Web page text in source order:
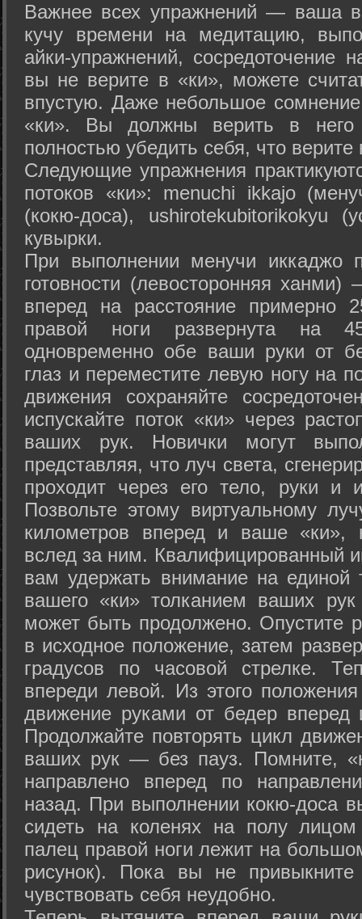
Важнее всех упражнений — ваша
кучу времени на медитацию,
айки-упражнений, сосредоточение
вы не верите в «ки», можете
впустую. Даже небольшое сомнение
«ки». Вы должны верить в
полностью убедить себя, что верите
Следующие упражнения
потоков «ки»: menuchi ikkajo
(кокю-доса), ushiro­tekubitori­kokyu
кувырки.
При выполнении менучи иккаджо
готовности (левосторонняя
вперед на расстояние примерно
правой ноги развернута на
одновременно обе ваши руки от
глаз и переместите левую ногу на
движения сохраняйте
испускайте поток «ки» через
ваших рук. Новички могут
представляя, что луч света,
проходит через его тело, руки и
Позвольте этому виртуальному
километров вперед и ваше «ки»,
вслед за ним. Квалифицированный
вам удержать внимание на единой
вашего «ки» толканием ваших
может быть продолжено. Опустите
в исходное положение, затем
градусов по часовой стрелке.
впереди левой. Из этого
движение руками от бедер вперед
Продолжайте повторять цикл
ваших рук — без пауз. Помните,
направлено вперед по
назад. При выполнении кокю-доса
сидеть на коленях на полу
палец правой ноги лежит на
рисунок). Пока вы не
чувствовать себя неудобно.